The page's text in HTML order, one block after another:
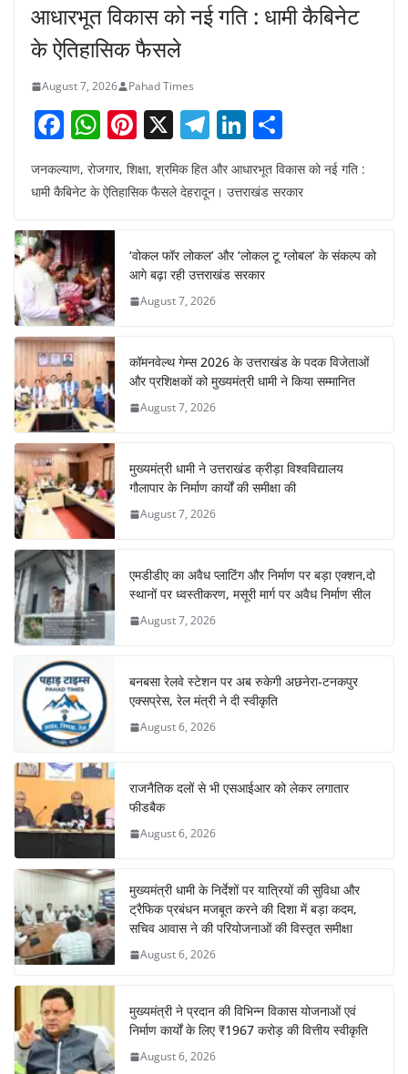
आधारभूत विकास को नई गति : धामी कैबिनेट
के ऐतिहासिक फैसले
August 7, 2026 Pahad Times
F
c
b
o
o
k
W
at
s
A
p
p
Pi
er
st
X T
el
e
a
m
Li
k
dI
n
h
ar
जनकल्याण, रोजगार, शिक्षा, श्रमिक हित और आधारभूत विकास को नई गति :
धामी कैबिनेट के ऐतिहासिक फैसले देहरादून। उत्तराखंड सरकार
‘वोकल फॉर लोकल’ और ‘लोकल टू ग्लोबल’ के संकल्प को
आगे बढ़ा रही उत्तराखंड सरकार
August 7, 2026
कॉमनवेल्थ गेम्स 2026 के उत्तराखंड के पदक विजेताओं
और प्रशिक्षकों को मुख्यमंत्री धामी ने किया सम्मानित
August 7, 2026
मुख्यमंत्री धामी ने उत्तराखंड क्रीड़ा विश्वविद्यालय
गौलापार के निर्माण कार्यों की समीक्षा की
August 7, 2026
एमडीडीए का अवैध प्लाटिंग और निर्माण पर बड़ा एक्शन,दो
स्थानों पर ध्वस्तीकरण, मसूरी मार्ग पर अवैध निर्माण सील
August 7, 2026
बनबसा रेलवे स्टेशन पर अब रुकेगी अछनेरा-टनकपुर
एक्सप्रेस, रेल मंत्री ने दी स्वीकृति
August 6, 2026
राजनैतिक दलों से भी एसआईआर को लेकर लगातार
फीडबैक
August 6, 2026
मुख्यमंत्री धामी के निर्देशों पर यात्रियों की सुविधा और
ट्रैफिक प्रबंधन मजबूत करने की दिशा में बड़ा कदम,
सचिव आवास ने की परियोजनाओं की विस्तृत समीक्षा
August 6, 2026
मुख्यमंत्री ने प्रदान की विभिन्न विकास योजनाओं एवं
निर्माण कार्यों के लिए ₹1967 करोड़ की वित्तीय स्वीकृति
August 6, 2026